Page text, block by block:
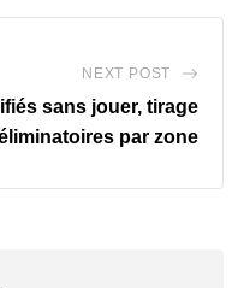
NEXT POST
sans jouer, tirage
par zone